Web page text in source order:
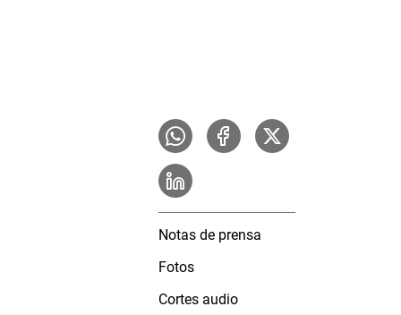
Notas de prensa
Fotos
Cortes audio